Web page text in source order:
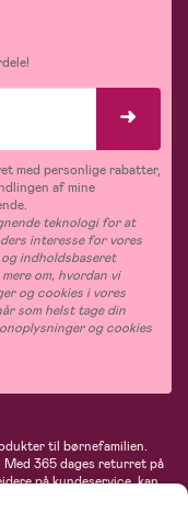
med personlige rabatter,
af mine
teknologi for at
interesse for vores
indholdsbaseret
om, hvordan vi
og cookies i vores
som helst tage din
og cookies
til børnefamilien.
365 dages returret på
på kundeservice, kan